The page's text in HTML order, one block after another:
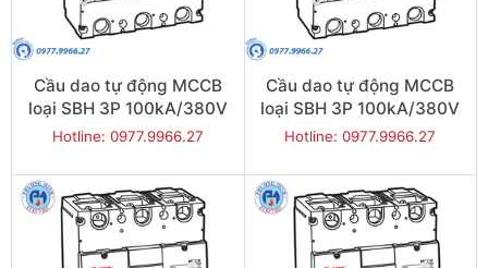
Cầu dao tự động MCCB
loại SBH 3P 100kA/380V
800A - Model
Hotline: 0977.9966.27
Cầu dao tự động MCCB
loại SBH 3P 100kA/380V
700A - Model
Hotline: 0977.9966.27